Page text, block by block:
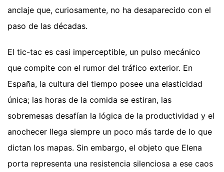
anclaje que, curiosamente, no ha desaparecido con el
paso de las décadas.
El tic-tac es casi imperceptible, un pulso mecánico
que compite con el rumor del tráfico exterior. En
España, la cultura del tiempo posee una elasticidad
única; las horas de la comida se estiran, las
sobremesas desafían la lógica de la productividad y el
anochecer llega siempre un poco más tarde de lo que
dictan los mapas. Sin embargo, el objeto que Elena
porta representa una resistencia silenciosa a ese caos